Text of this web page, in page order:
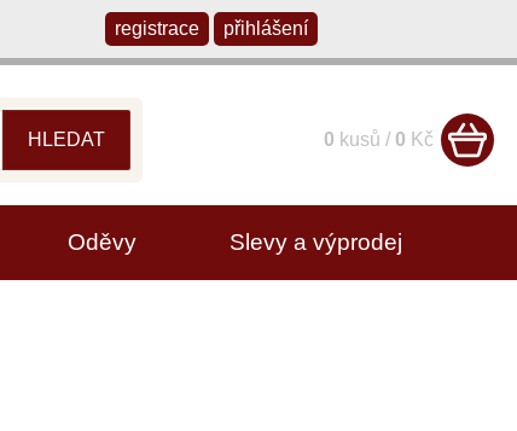
Oděvy Slevy a výprodej
registrace přihlášení
HLEDAT 0 kusů / 0 Kč